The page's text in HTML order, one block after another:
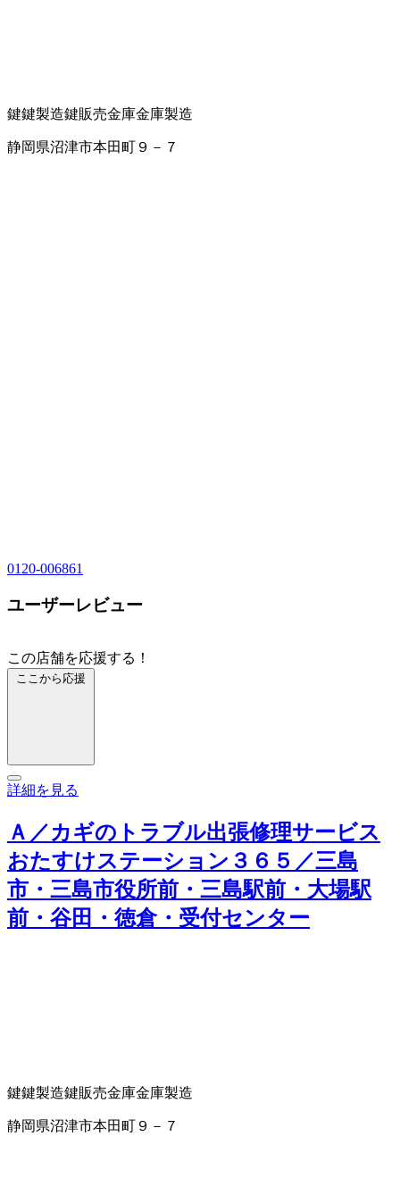
鍵鍵製造鍵販売金庫金庫製造
静岡県沼津市本田町９－７
0120-006861
ユーザーレビュー
この店舗を応援する！
ここから応援
詳細を見る
Ａ／カギのトラブル出張修理サービス
おたすけステーション３６５／三島
市・三島市役所前・三島駅前・大場駅
前・谷田・徳倉・受付センター
鍵鍵製造鍵販売金庫金庫製造
静岡県沼津市本田町９－７